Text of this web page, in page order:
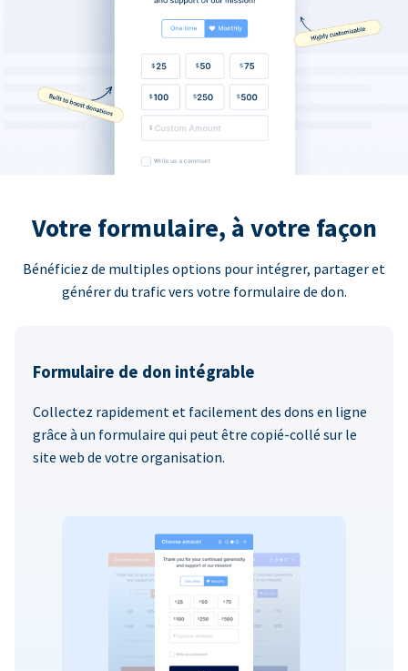
Votre formulaire, à votre façon
Bénéficiez de multiples options pour intégrer, partager et
générer du trafic vers votre formulaire de don.
Formulaire de don intégrable
Collectez rapidement et facilement des dons en ligne
grâce à un formulaire qui peut être copié-collé sur le
site web de votre organisation.